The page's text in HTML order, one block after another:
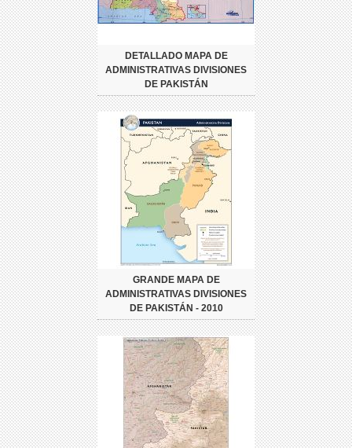
DETALLADO MAPA DE
ADMINISTRATIVAS DIVISIONES
DE PAKISTÁN
GRANDE MAPA DE
ADMINISTRATIVAS DIVISIONES
DE PAKISTÁN - 2010